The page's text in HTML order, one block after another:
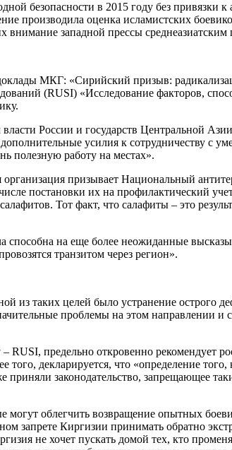
безопасности в 2015 году без привязки
производила оценка исламистских
внимание западной прессы
МКГ: «Сирийский призыв:
(RUSI) «Исследование факторов,
России и государств Центральной
усилия к сотрудничеству с
полезную работу на местах».
призывает Национальный
постановки их на профилактический
Тот факт, что салафиты – это
способна на еще более неожиданные
транзитом через регион».
таких целей было устранение острого
проблемы на этом направлении и
предельно откровенно рекомендует
декларируется, что «определение
законодательство, запрещающее
могут облегчить возвращение опытных
запрете Киргизии принимать обратно
не хочет пускать домой тех, кто